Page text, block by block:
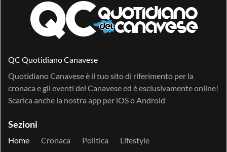
QC Quotidiano Canavese
Quotidiano Canavese è il tuo sito di riferimento per la
cronaca e gli eventi del Canavese ed è esclusivamente online!
Scarica anche la nostra app per iOSoAndroid
Sezioni
Home Cronaca Politica
Lifestyle